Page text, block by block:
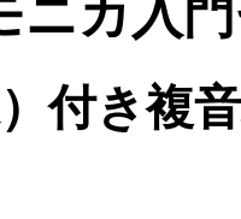
ニカ入
付き複